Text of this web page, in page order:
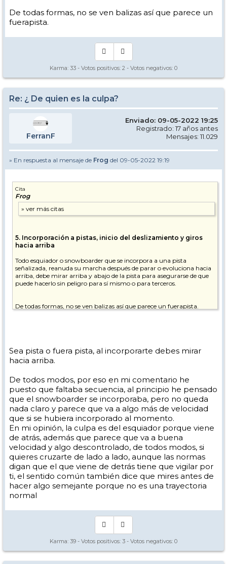
De todas formas, no se ven balizas así que parece un
fuerapista.
Karma: 33 - Votos positivos: 2 - Votos negativos: 0
Re: ¿ De quien es la culpa?
FerranF
Enviado: 09-05-2022 19:25
Registrado: 17 años antes
Mensajes: 11.029
» En respuesta al mensaje de Frog del 09-05-2022 19:19
Cita
Frog
5. Incorporación a pistas, inicio del deslizamiento y giros
hacia arriba
Todo esquiador o snowboarder que se incorpora a una pista
señalizada, reanuda su marcha después de parar o evoluciona hacia
arriba, debe mirar arriba y abajo de la pista para asegurarse de que
puede hacerlo sin peligro para sí mismo o para terceros.
De todas formas, no se ven balizas así que parece un fuerapista.
Sea pista o fuera pista, al incorporarte debes mirar
hacia arriba.
De todos modos, por eso en mi comentario he
puesto que faltaba secuencia, al principio he pensado
que el snowboarder se incorporaba, pero no queda
nada claro y parece que va a algo más de velocidad
que si se hubiera incorporado al momento.
En mi opinión, la culpa es del esquiador porque viene
de atrás, además que parece que va a buena
velocidad y algo descontrolado, de todos modos, si
quieres cruzarte de lado a lado, aunque las normas
digan que el que viene de detrás tiene que vigilar por
ti, el sentido común también dice que mires antes de
hacer algo semejante porque no es una trayectoria
normal
Karma: 39 - Votos positivos: 3 - Votos negativos: 0